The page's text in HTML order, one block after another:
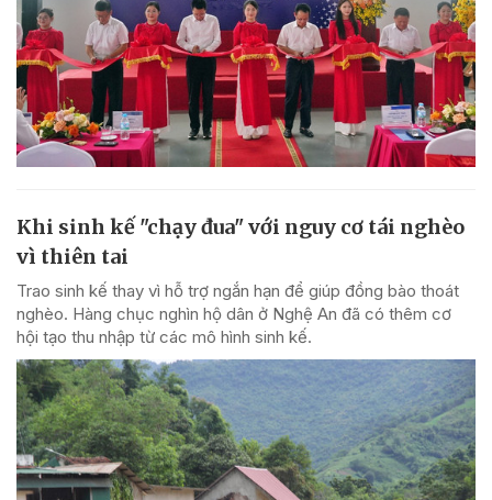
Khi sinh kế "chạy đua" với nguy cơ tái nghèo
vì thiên tai
Trao sinh kế thay vì hỗ trợ ngắn hạn để giúp đồng bào thoát
nghèo. Hàng chục nghìn hộ dân ở Nghệ An đã có thêm cơ
hội tạo thu nhập từ các mô hình sinh kế.